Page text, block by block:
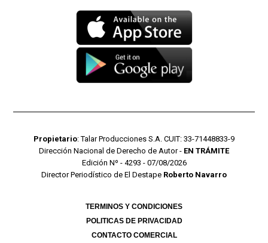
Propietario: Talar Producciones S.A. CUIT: 33-71448833-9
Dirección Nacional de Derecho de Autor - EN TRÁMITE
Edición Nº - 4293 - 07/08/2026
Director Periodístico de El Destape Roberto Navarro
TERMINOS Y CONDICIONES
POLITICAS DE PRIVACIDAD
CONTACTO COMERCIAL